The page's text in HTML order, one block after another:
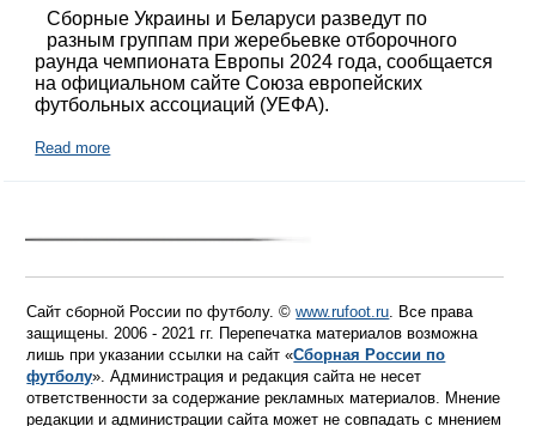
Сборные Украины и Беларуси разведут по
разным группам при жеребьевке отборочного
раунда чемпионата Европы 2024 года, сообщается
на официальном сайте Союза европейских
футбольных ассоциаций (УЕФА).
Read more
Сайт сборной России по футболу. ©www.rufoot.ru. Все права
защищены. 2006 - 2021 гг. Перепечатка материалов возможна
лишь при указании ссылки на сайт «Сборная России по
футболу». Администрация и редакция сайта не несет
ответственности за содержание рекламных материалов. Мнение
редакции и администрации сайта может не совпадать с мнением